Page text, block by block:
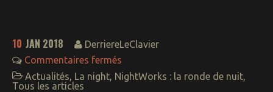
10 JAN 2018
DerriereLeClavier
Commentaires fermés
Actualités, La night, NightWorks : la ronde de nuit,
Tous les articles